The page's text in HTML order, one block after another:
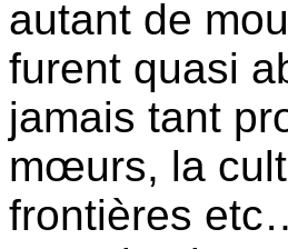
autant de
furent quasi
jamais tant
mœurs, la
frontières